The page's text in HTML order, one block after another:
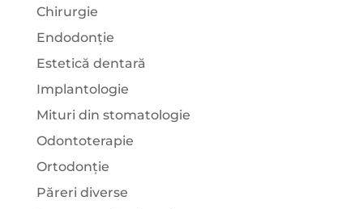
Chirurgie
Endodonție
Estetică dentară
Implantologie
Mituri din stomatologie
Odontoterapie
Ortodonție
Păreri diverse